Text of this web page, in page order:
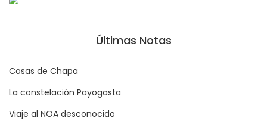
Últimas Notas
Cosas de Chapa
La constelación Payogasta
Viaje al NOA desconocido